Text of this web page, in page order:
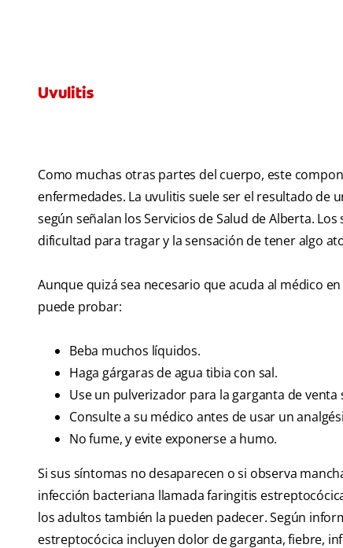
Uvulitis
Como muchas otras partes del cuerpo, este
enfermedades. La uvulitis suele ser el resultado de
según señalan los Servicios de Salud de Alberta.
dificultad para tragar y la sensación de tener algo
Aunque quizá sea necesario que acuda al médico
puede probar:
Beba muchos líquidos.
Haga gárgaras de agua tibia con sal.
Use un pulverizador para la garganta de venta
Consulte a su médico antes de usar un
No fume, y evite exponerse a humo.
Si sus síntomas no desaparecen o si observa
infección bacteriana llamada faringitis
los adultos también la pueden padecer. Según
estreptocócica incluyen dolor de garganta, fiebre,